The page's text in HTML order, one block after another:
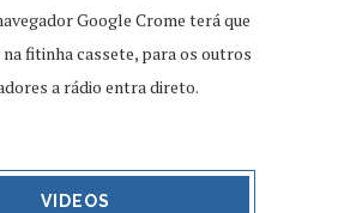
Google Crome terá que
fitinha cassete, para os outros
a rádio entra direto.
VIDEOS